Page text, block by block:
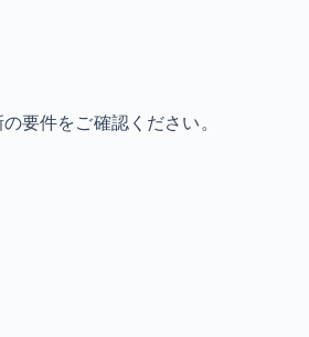
要件をご確認ください。